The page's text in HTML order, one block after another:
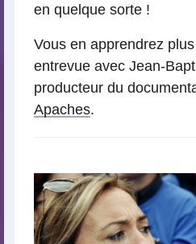
en quelque sorte !
Vous en apprendrez
entrevue avec Jean-
producteur du
Apaches.